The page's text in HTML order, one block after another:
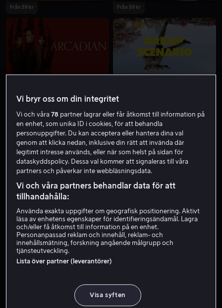
Från 59 kr Från 59 kr
Från 49 kr
Vi bryr oss om din integritet
Vi och våra78 partner lagrar eller får åtkomst till information på
en enhet, som unika ID i cookies, för att behandla
personuppgifter. Du kan acceptera eller hantera dina val
genom att klicka nedan, inklusive din rätt att invända där
legitimt intresse används, eller när som helst på sidan för
dataskyddspolicy. Dessa val kommer att signaleras till våra
partners och påverkar inte webbläsningsdata.
Vi och våra partners behandlar data för att
tillhandahålla:
Använda exakta uppgifter om geografisk positionering. Aktivt
läsa av enhetens egenskaper för identifieringsändamål. Lagra
och/eller få åtkomst till information på en enhet.
Personanpassad reklam och innehåll, reklam- och
innehållsmätning, forskning angående målgrupp och
tjänsteutveckling.
Lista över partner (leverantörer)
Visa syften